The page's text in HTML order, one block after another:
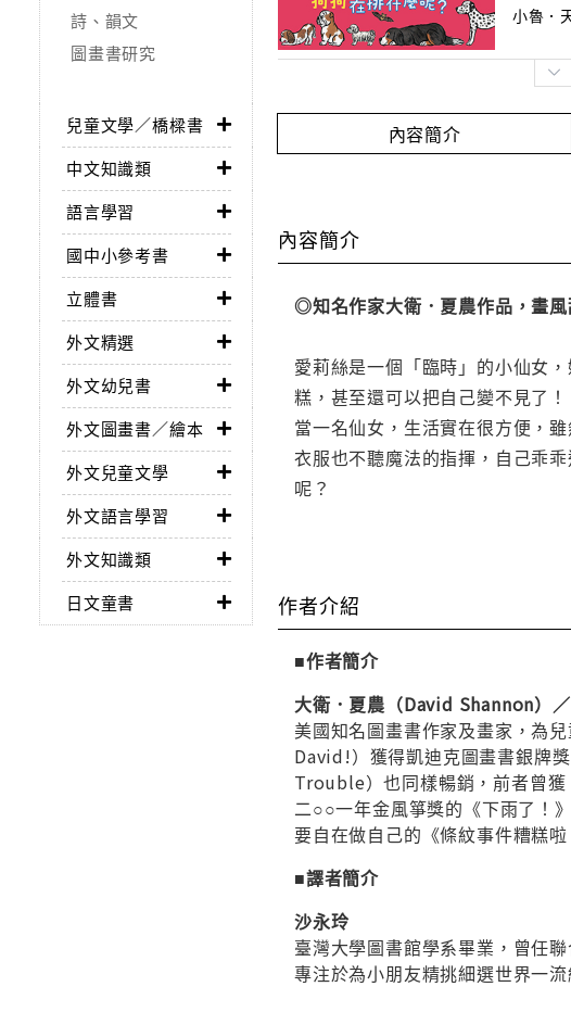
詩、韻文
圖畫書研究
兒童文學／橋樑書
中文知識類
語言學習
國中小參考書
立體書
外文精選
外文幼兒書
外文圖畫書／繪本
外文兒童文學
外文語言學習
外文知識類
日文童書
小魯．
內容簡介
內容簡介
◎知名作家大衛．夏農作品，畫
愛莉絲是一個「臨時」的小仙女
糕，甚至還可以把自己變不見了！
當一名仙女，生活實在很方便，
衣服也不聽魔法的指揮，自己乖
呢？
作者介紹
■作者簡介
大衛．夏農（David Shannon）
美國知名圖畫書作家及畫家，為
David!）獲得凱迪克圖畫書銀牌
Trouble）也同樣暢銷，前者曾
二○○一年金風箏獎的《下雨了！
要自在做自己的《條紋事件糟糕
■譯者簡介
沙永玲
臺灣大學圖書館學系畢業，曾任
專注於為小朋友精挑細選世界一流